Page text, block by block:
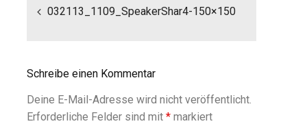
032113_1109_SpeakerShar4-150×150
Schreibe einen Kommentar
Deine E-Mail-Adresse wird nicht veröffentlicht.
Erforderliche Felder sind mit * markiert